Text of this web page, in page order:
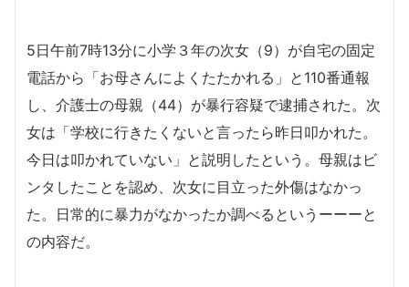
5日午前7時13分に小学３年の次女（9）が自宅の固定
電話から「お母さんによくたたかれる」と110番通報
し、介護士の母親（44）が暴行容疑で逮捕された。次
女は「学校に行きたくないと言ったら昨日叩かれた。
今日は叩かれていない」と説明したという。母親はビ
ンタしたことを認め、次女に目立った外傷はなかっ
た。日常的に暴力がなかったか調べるというーーーと
の内容だ。